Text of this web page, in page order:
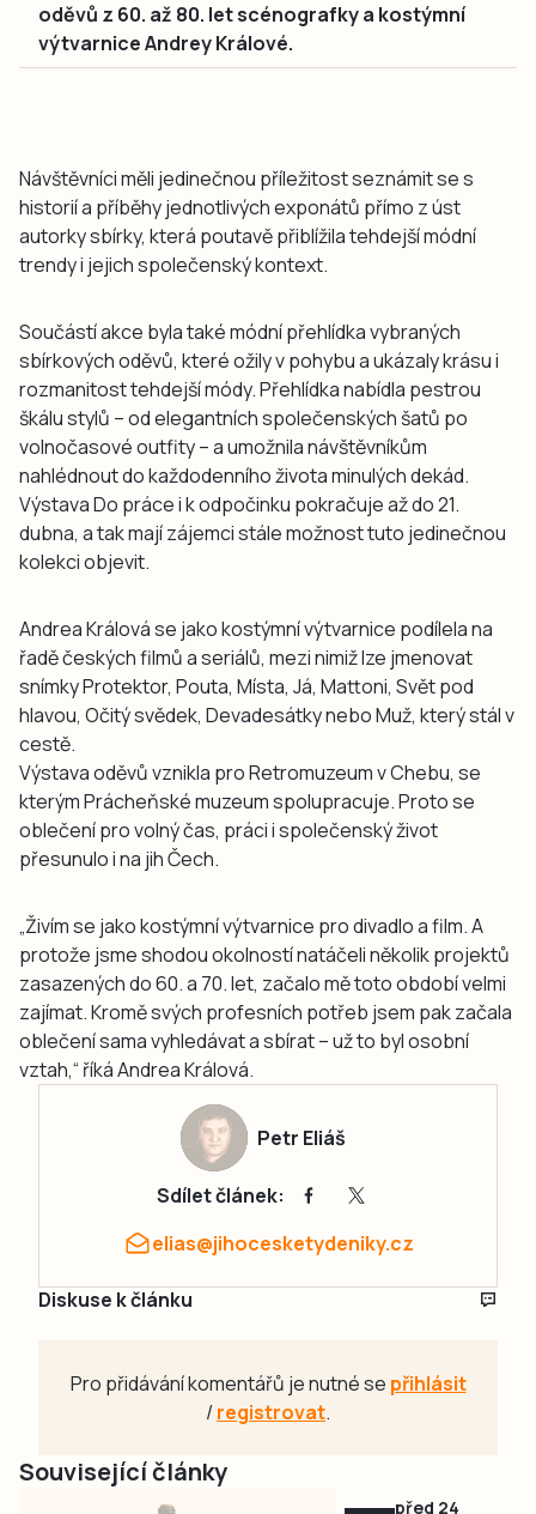
oděvů z 60. až 80. let scénografky a kostýmní
výtvarnice Andrey Králové.
Návštěvníci měli jedinečnou příležitost seznámit se s
historií a příběhy jednotlivých exponátů přímo z úst
autorky sbírky, která poutavě přiblížila tehdejší módní
trendy i jejich společenský kontext.
Součástí akce byla také módní přehlídka vybraných
sbírkových oděvů, které ožily v pohybu a ukázaly krásu i
rozmanitost tehdejší módy. Přehlídka nabídla pestrou
škálu stylů – od elegantních společenských šatů po
volnočasové outfity – a umožnila návštěvníkům
nahlédnout do každodenního života minulých dekád.
Výstava Do práce i k odpočinku pokračuje až do 21.
dubna, a tak mají zájemci stále možnost tuto jedinečnou
kolekci objevit.
Andrea Králová se jako kostýmní výtvarnice podílela na
řadě českých filmů a seriálů, mezi nimiž lze jmenovat
snímky Protektor, Pouta, Místa, Já, Mattoni, Svět pod
hlavou, Očitý svědek, Devadesátky nebo Muž, který stál v
cestě.
Výstava oděvů vznikla pro Retromuzeum v Chebu, se
kterým Prácheňské muzeum spolupracuje. Proto se
oblečení pro volný čas, práci i společenský život
přesunulo i na jih Čech.
„Živím se jako kostýmní výtvarnice pro divadlo a film. A
protože jsme shodou okolností natáčeli několik projektů
zasazených do 60. a 70. let, začalo mě toto období velmi
zajímat. Kromě svých profesních potřeb jsem pak začala
oblečení sama vyhledávat a sbírat – už to byl osobní
vztah,“ říká Andrea Králová.
Petr Eliáš
Sdílet článek:
elias@jihocesketydeniky.cz
Diskuse k článku
Pro přidávání komentářů je nutné se přihlásit
/registrovat.
Související články
před 24